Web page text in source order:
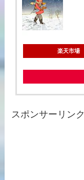
楽天市場
スポンサーリンク